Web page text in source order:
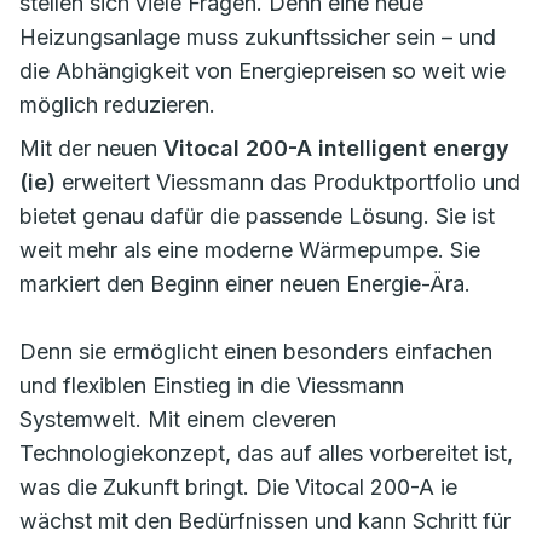
Heizungsanlage muss zukunftssicher sein – und
die Abhängigkeit von Energiepreisen so weit wie
möglich reduzieren.
Mit der neuen Vitocal 200-A intelligent energy
(ie) erweitert Viessmann das Produktportfolio und
bietet genau dafür die passende Lösung. Sie ist
weit mehr als eine moderne Wärmepumpe. Sie
markiert den Beginn einer neuen Energie-Ära.
Denn sie ermöglicht einen besonders einfachen
und flexiblen Einstieg in die Viessmann
Systemwelt. Mit einem cleveren
Technologiekonzept, das auf alles vorbereitet ist,
was die Zukunft bringt. Die Vitocal 200-A ie
wächst mit den Bedürfnissen und kann Schritt für